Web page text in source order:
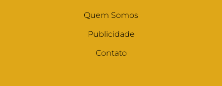
Quem Somos
Publicidade
Contato